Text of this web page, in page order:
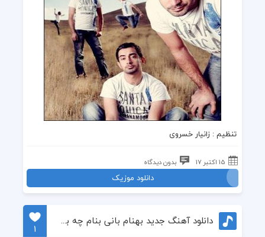
تنظیم : زانیار خسروی
15 اکتبر 17 بدون دیدگاه
دانلود موزیک
دانلود آهنگ جدید بهنام بانی بنام چه بخوای چه نخوای
1